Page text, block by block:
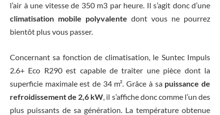
l’air à une vitesse de 350 m3 par heure. Il s’agit donc d’une
climatisation mobile polyvalente dont vous ne pourrez
bientôt plus vous passer.
Concernant sa fonction de climatisation, le Suntec Impuls
2.6+ Eco R290 est capable de traiter une pièce dont la
superficie maximale est de 34 m². Grâce à sa puissance de
refroidissement de 2,6 kW, il s’affiche donc comme l’un des
plus puissants de sa génération. La température obtenue